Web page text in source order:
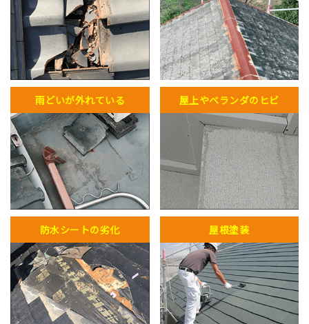
雨どいが外れている 屋上やベランダのヒビ
防水シートの劣化 屋根塗装